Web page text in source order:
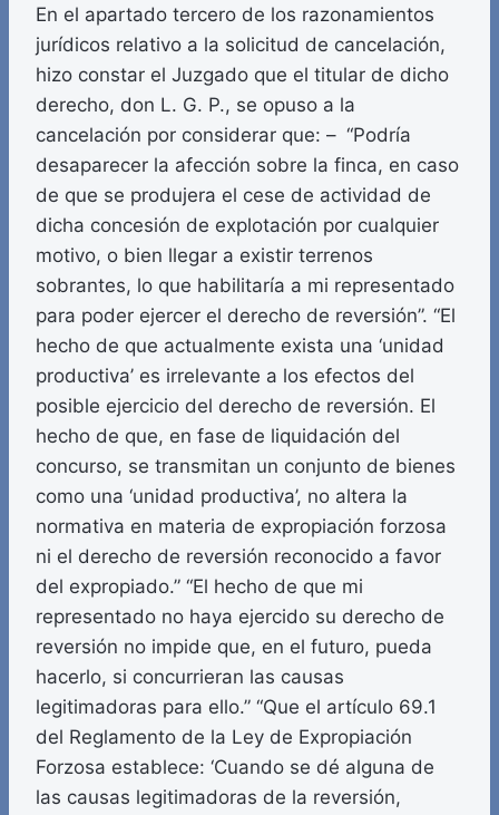
En el apartado tercero de los razonamientos
jurídicos relativo a la solicitud de cancelación,
hizo constar el Juzgado que el titular de dicho
derecho, don L. G. P., se opuso a la
cancelación por considerar que: – “Podría
desaparecer la afección sobre la finca, en caso
de que se produjera el cese de actividad de
dicha concesión de explotación por cualquier
motivo, o bien llegar a existir terrenos
sobrantes, lo que habilitaría a mi representado
para poder ejercer el derecho de reversión”. “El
hecho de que actualmente exista una ‘unidad
productiva’ es irrelevante a los efectos del
posible ejercicio del derecho de reversión. El
hecho de que, en fase de liquidación del
concurso, se transmitan un conjunto de bienes
como una ‘unidad productiva’, no altera la
normativa en materia de expropiación forzosa
ni el derecho de reversión reconocido a favor
del expropiado.” “El hecho de que mi
representado no haya ejercido su derecho de
reversión no impide que, en el futuro, pueda
hacerlo, si concurrieran las causas
legitimadoras para ello.” “Que el artículo 69.1
del Reglamento de la Ley de Expropiación
Forzosa establece: ‘Cuando se dé alguna de
las causas legitimadoras de la reversión,